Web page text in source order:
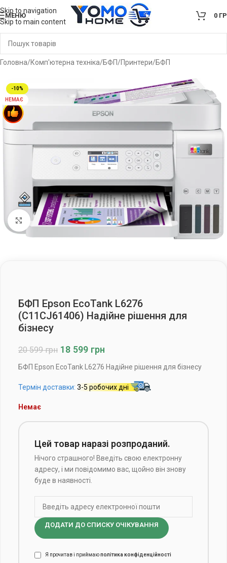
Skip to navigation
Skip to main content
МЕНЮ 0
Головна/Комп'ютерна техніка/БФП/Принтери/БФП
-10%
НЕМАЄ
Клацніть, щоб збільшити
БФП Epson EcoTank L6276
(C11CJ61406) Надійне рішення для
бізнесу
20 599грн 18 599 грн
БФП Epson EcoTank L6276 Надійне рішення для бізнесу
Термін доставки: 3-5 робочих дні
Немає
Цей товар наразі розпроданий.
Нічого страшного! Введіть свою електронну
адресу, і ми повідомимо вас, щойно він знову
буде в наявності.
ДОДАТИ ДО СПИСКУ ОЧІКУВАННЯ
Я прочитав і приймаюполітика конфіденційності